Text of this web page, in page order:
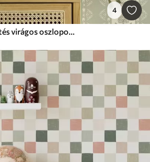
4
Falvédő Csíkos díszítés virágos oszlopokkal, zsálya árnyalatokban